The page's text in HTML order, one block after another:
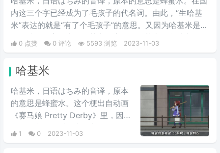
内这三个字已经成为了毛孩子的代名词。由此，“生哈基
米”表达的就是“有了个毛孩子”的意思。又因为哈基米是一
个女孩的名字，常见的英文名音译是哈基米。所以生了个
哈基米一般来说就是生了个女孩儿的意思。
0 点赞 0 评论 5593 浏览 2023-11-03
哈基米
哈基米，日语はちみ的音译，原本
的意思是蜂蜜水。这个梗出自动画
《赛马娘 Pretty Derby》里，因为
在动漫中一位叫做东海帝王的马娘
非常喜欢喝蜂蜜水，所以也就唱起
1 0 2023-11-03